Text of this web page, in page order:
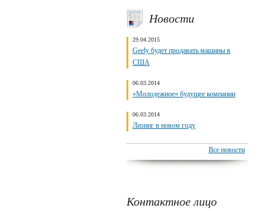
Новости
29.04.2015
Geely будет продавать машины в
США
06.03.2014
«Молодежное» будущее компании
06.03.2014
Лизинг в новом году
Все новости
Контактное лицо